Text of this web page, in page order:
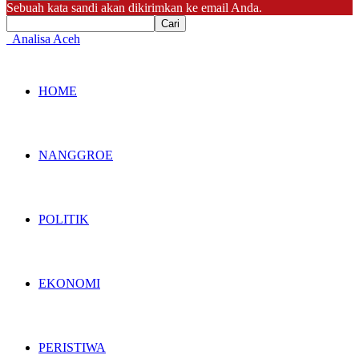
Sebuah kata sandi akan dikirimkan ke email Anda.
Analisa Aceh
HOME
NANGGROE
POLITIK
EKONOMI
PERISTIWA